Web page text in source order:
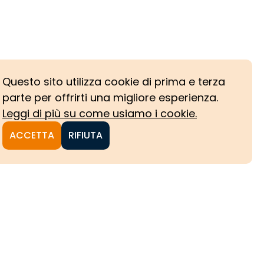
Questo sito utilizza cookie di prima e terza
parte per offrirti una migliore esperienza.
Leggi di più su come usiamo i cookie.
ACCETTA RIFIUTA